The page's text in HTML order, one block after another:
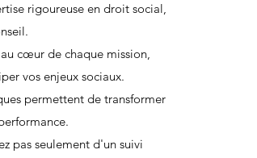
rigoureuse en droit social,
cœur de chaque mission,
vos enjeux sociaux.
permettent de transformer
pas seulement d'un suivi